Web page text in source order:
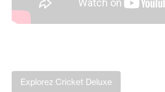
Explorez Cricket Deluxe